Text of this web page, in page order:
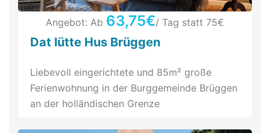
Angebot: Ab 63,75€/ Tag statt 75€
Dat lütte Hus Brüggen
Liebevoll eingerichtete und 85m² große
Ferienwohnung in der Burggemeinde Brüggen
an der holländischen Grenze